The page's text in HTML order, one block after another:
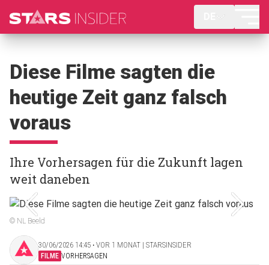
Diese Filme sagten die
heutige Zeit ganz falsch
voraus
Ihre Vorhersagen für die Zukunft lagen
weit daneben
© NL Beeld
30/06/2026 14:45 ‧ VOR 1 MONAT | STARSINSIDER
FILME VORHERSAGEN